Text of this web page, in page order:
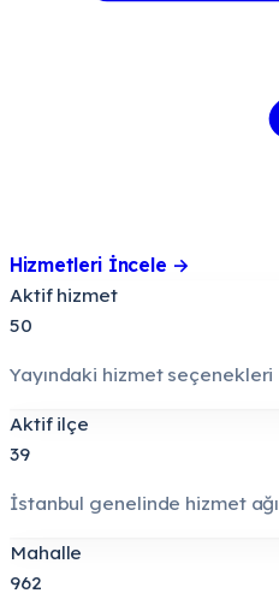
Hizmetleri İncele →
Aktif hizmet
50
Yayındaki hizmet seçenekleri
Aktif ilçe
39
İstanbul genelinde hizmet ağı
Mahalle
962